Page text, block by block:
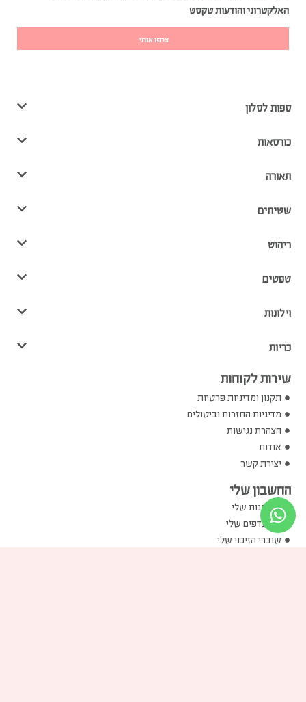
האלקטרוני והודעות טקסט
צרפו אותי
ספות לסלון
כורסאות
תאורה
שטיחים
ריהוט
טפטים
וילונות
כריות
שירות לקוחות
תקנון ומדיניות פרטיות
מדיניות החזרות וביטולים
הצהרת נגישות
אודות
יצירת קשר
החשבון שלי
ההזמנות שלי
המועדפים שלי
שוברי הזיכוי שלי